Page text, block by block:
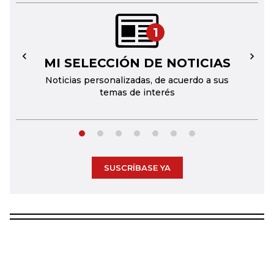
1
MI SELECCIÓN DE NOTICIAS
Noticias personalizadas, de acuerdo a sus
temas de interés
← →
SUSCRÍBASE YA